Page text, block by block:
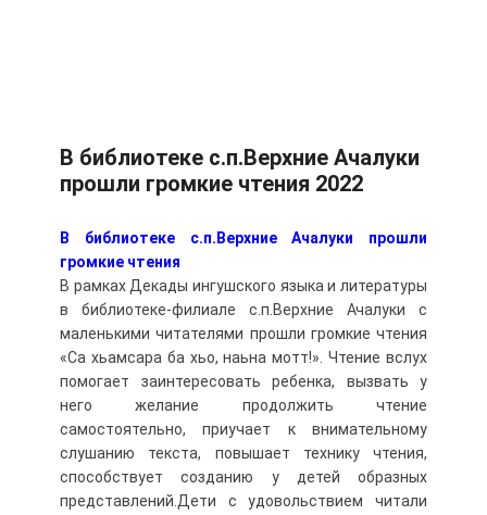
В библиотеке с.п.Верхние Ачалуки
прошли громкие чтения 2022
В библиотеке с.п.Верхние Ачалуки прошли
громкие чтения
В рамках Декады ингушского языка и литературы
в библиотеке-филиале с.п.Верхние Ачалуки с
маленькими читателями прошли громкие чтения
«Са хьамсара ба хьо, наьна мотт!». Чтение вслух
помогает заинтересовать ребенка, вызвать у
него желание продолжить чтение
самостоятельно, приучает к внимательному
слушанию текста, повышает технику чтения,
способствует созданию у детей образных
представлений.Дети с удовольствием читали